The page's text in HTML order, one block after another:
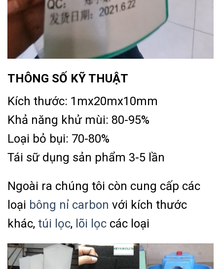
THÔNG SỐ KỸ THUẬT
Kích thước: 1mx20mx10mm
Khả năng khử mùi: 80-95%
Loại bỏ bụi: 70-80%
Tái sữ dụng sản phẩm 3-5 lần
Ngoài ra chúng tôi còn cung cấp các
loại bông nỉ carbon với kích thước
khác, túi lọc, lõi lọc các loại